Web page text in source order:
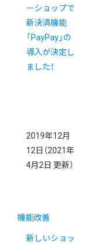
ーショップで
新決済機能
「PayPay」の
導入が決定し
ました！
2019年12月
12日 （2021年
4月2日 更新）
機能改善
新しいショッ